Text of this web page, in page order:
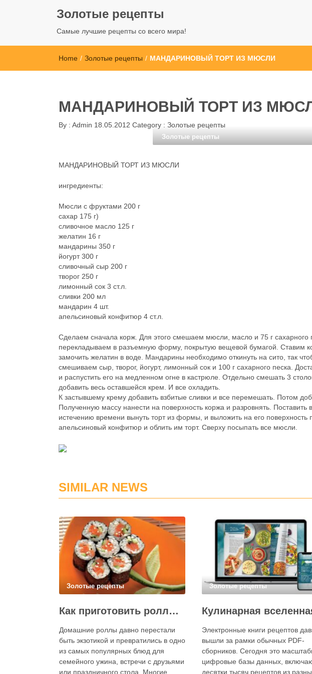
Золотые рецепты
Самые лучшие рецепты со всего мира!
Home / Золотые рецепты / МАНДАРИНОВЫЙ ТОРТ ИЗ МЮСЛИ
МАНДАРИНОВЫЙ ТОРТ ИЗ
By : Admin 18.05.2012 Category : Золотые рецепты
Золотые рецепты
МАНДАРИНОВЫЙ ТОРТ ИЗ МЮСЛИ
ингредиенты:
Мюсли с фруктами 200 г
сахар 175 г)
сливочное масло 125 г
желатин 16 г
мандарины 350 г
йогурт 300 г
сливочный сыр 200 г
творог 250 г
лимонный сок 3 ст.л.
сливки 200 мл
мандарин 4 шт.
апельсиновый конфитюр 4 ст.л.
Сделаем сначала корж. Для этого смешаем мюсли, масло и 75 г
перекладываем в разъемную форму, покрытую вещевой бумагой. Ставим
замочить желатин в воде. Мандарины необходимо откинуть на сито, так
смешиваем сыр, творог, йогурт, лимонный сок и 100 г сахарного песка.
и распустить его на медленном огне в кастрюле. Отдельно смешать 3
добавить весь оставшейся крем. И все охладить.
К застывшему крему добавить взбитые сливки и все перемешать. Потом
Полученную массу нанести на поверхность коржа и разровнять.
истечению времени вынуть торт из формы, и выложить на его поверхность
апельсиновый конфитюр и облить им торт. Сверху посыпать все мюсли.
SIMILAR NEWS
Золотые рецепты
Как приготовить роллы в домашних условиях?
Домашние роллы давно перестали
быть экзотикой и превратились в одно
из самых популярных блюд для
семейного ужина, встречи с друзьями
или праздничного стола. Многие
Золотые рецепты
Электронные книги рецептов
вышли за рамки обычных PDF-
сборников. Сегодня это
цифровые базы данных,
десятки тысяч рецептов из